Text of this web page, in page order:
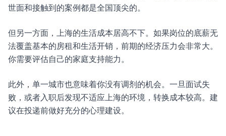
世面和接触到的案例都是全国顶尖的。
但另一方面，上海的生活成本居高不下。如果岗位的底薪无
法覆盖基本的房租和生活开销，前期的经济压力会非常大。
你需要评估自己的家庭支持能力。
此外，单一城市也意味着你没有调剂的机会。一旦面试失
败，或者入职后发现不适应上海的环境，转换成本较高。建
议在投递前做好充分的心理建设。